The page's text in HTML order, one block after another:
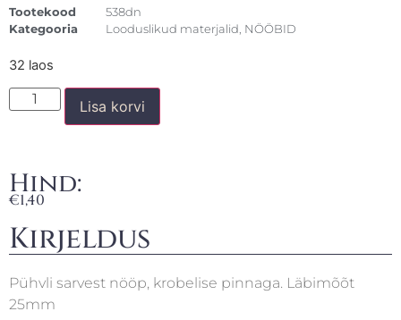
Tootekood
538dn
Kategooria
Looduslikud materjalid NÖÖBID
32 laos
Lisa korvi
Hind:
€1,40
Kirjeldus
Pühvli sarvest nööp, krobelise pinnaga. Läbimõõt
25mm